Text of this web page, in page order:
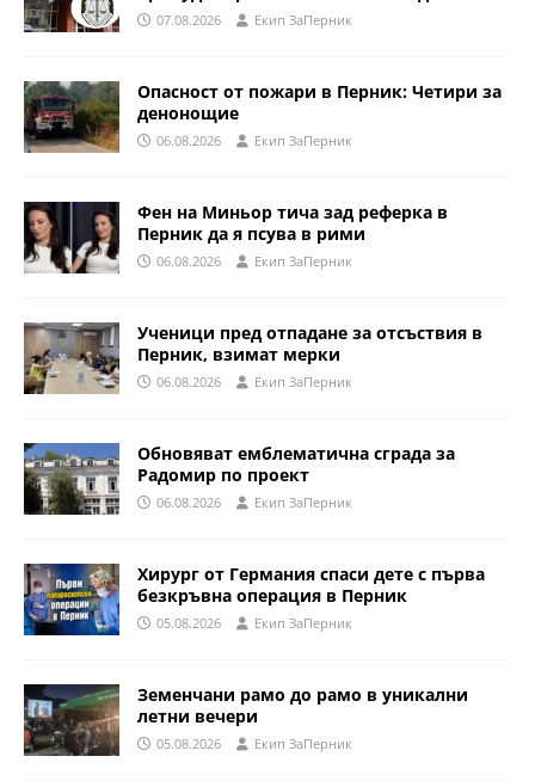
07.08.2026 Eкип ЗаПерник
Опасност от пожари в Перник: Четири за
денонощие
06.08.2026 Eкип ЗаПерник
Фен на Миньор тича зад реферка в
Перник да я псува в рими
06.08.2026 Eкип ЗаПерник
Ученици пред отпадане за отсъствия в
Перник, взимат мерки
06.08.2026 Eкип ЗаПерник
Обновяват емблематична сграда за
Радомир по проект
06.08.2026 Eкип ЗаПерник
Хирург от Германия спаси дете с първа
безкръвна операция в Перник
05.08.2026 Eкип ЗаПерник
Земенчани рамо до рамо в уникални
летни вечери
05.08.2026 Eкип ЗаПерник